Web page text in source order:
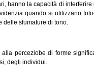
hanno la capacità di
quando si utilizzano
delle sfumature di tono.
perceziobe di forme
degli individui.